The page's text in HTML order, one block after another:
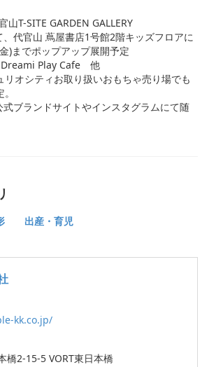
山T-SITE GARDEN GALLERY
代官山 蔦屋書店1号館2階キッズフロアに
)までポップアップ展開予定
Play Cafe 他
リオシティお取り扱いおもちゃ売り場でも
ブランドサイトやインスタグラムにて随
出産・育児
kk.co.jp/
橋2-15-5 VORT東日本橋